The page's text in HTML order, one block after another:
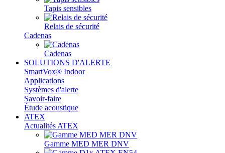
Tapis sensibles
Relais de sécurité
Cadenas
Cadenas
SOLUTIONS D'ALERTE
SmartVox® Indoor
Applications
Systèmes d'alerte
Savoir-faire
Étude acoustique
ATEX
Actualités ATEX
Gamme MED MER DNV